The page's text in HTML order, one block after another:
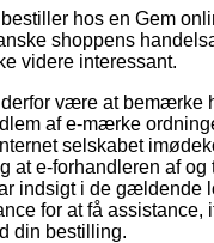
hos en Gem
shoppens
videre interessant.
være at bemærke
af e-mærke
selskabet
at e-forhandleren af og
indsigt i de gældende
for at få assistance,
din bestilling.